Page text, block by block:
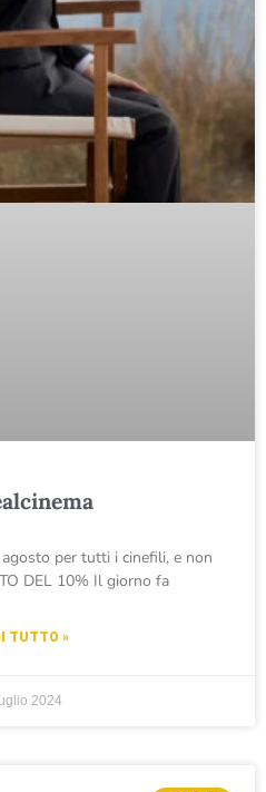
per tutti i cinefili, e non
DEL 10% Il giorno fa
TUTTO »
2024